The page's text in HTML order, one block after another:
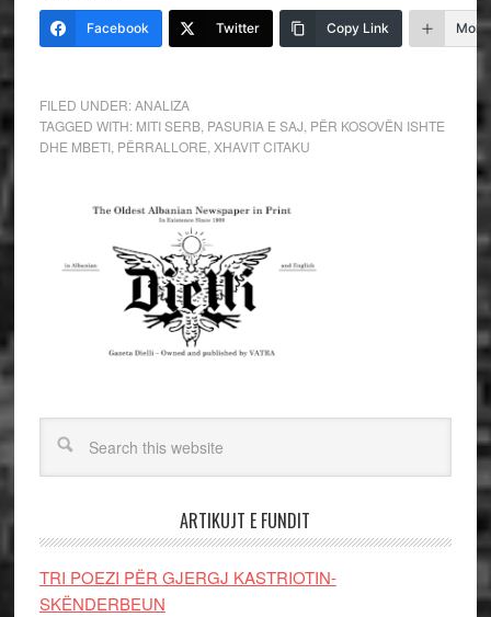
Facebook Twitter Copy Link More
FILED UNDER:ANALIZA
TAGGED WITH: MITI SERB, PASURIA E SAJ PËR KOSOVËN ISHTE
DHE MBETI, PËRRALLORE XHAVIT CITAKU
ARTIKUJT E FUNDIT
TRI POEZI PËR GJERGJ KASTRIOTIN-
SKËNDERBEUN